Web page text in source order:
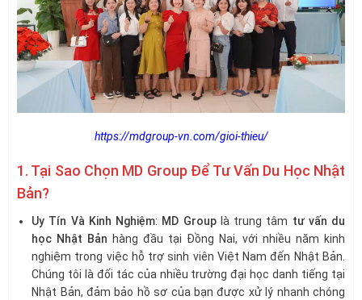
https://mdgroup-vn.com/gioi-thieu/
1. Tại Sao Chọn MD Group Để Tư Vấn Du Học Nhật
Bản?
Uy Tín Và Kinh Nghiệm: MD Grouplà trung tâm tư vấn du
học Nhật Bản hàng đầu tại Đồng Nai, với nhiều năm kinh
nghiệm trong việc hỗ trợ sinh viên Việt Nam đến Nhật Bản.
Chúng tôi là đối tác của nhiều trường đại học danh tiếng tại
Nhật Bản, đảm bảo hồ sơ của bạn được xử lý nhanh chóng